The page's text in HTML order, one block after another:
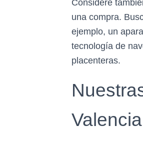
Considere
una compra.
ejemplo, un
tecnología de
placenteras.
Valencia